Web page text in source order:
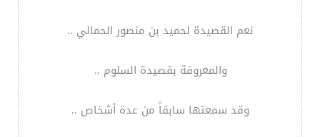
نعم القصيدة لحميد بن منصور الحمالي ..
والمعروفة بقصيدة السلوم ..
وقد سمعتها سابقاً من عدة أشخاص ..